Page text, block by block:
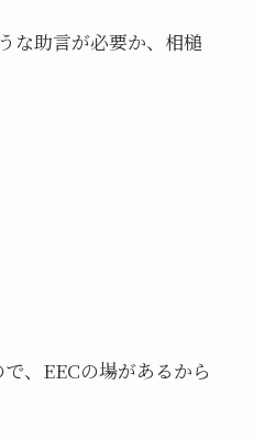
な助言が必要か、相槌
、EECの場があるから